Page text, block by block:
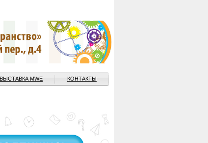
ВЫСТАВКА MWE КОНТАКТЫ